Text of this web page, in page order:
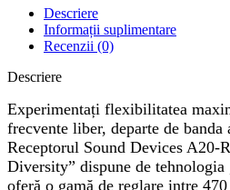
Descriere
Informații suplimentare
Recenzii (0)
Descriere
Experimentați flexibilitatea
frecvente liber, departe de
Receptorul Sound Devices A20-
Diversity” dispune de tehnologia
oferă o gamă de reglare intre